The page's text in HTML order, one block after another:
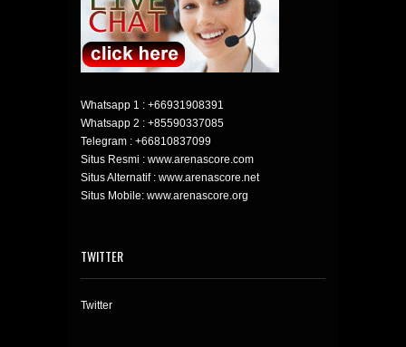
Whatsapp 1 : +66931908391
Whatsapp 2 : +85590337085
Telegram : +66810837099
Situs Resmi : www.arenascore.com
Situs Alternatif : www.arenascore.net
Situs Mobile: www.arenascore.org
TWITTER
Twitter